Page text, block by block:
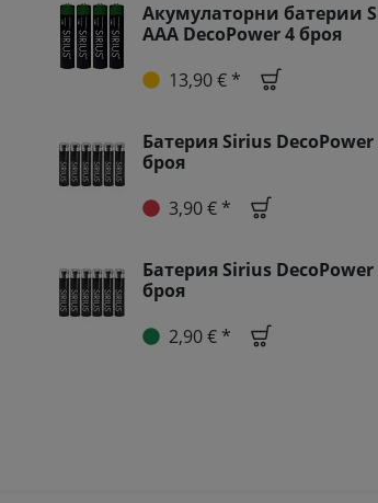
Акумулаторни батерии
AAA DecoPower 4 броя
13,90 € *
Батерия Sirius DecoPower
броя
3,90 € *
Батерия Sirius DecoPower
броя
2,90 € *